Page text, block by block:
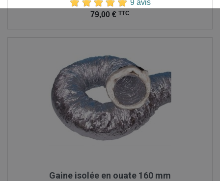
9 avis
79,00 € TTC
Gaine isolée en ouate 160 mm